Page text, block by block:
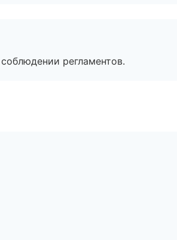
регламентов.